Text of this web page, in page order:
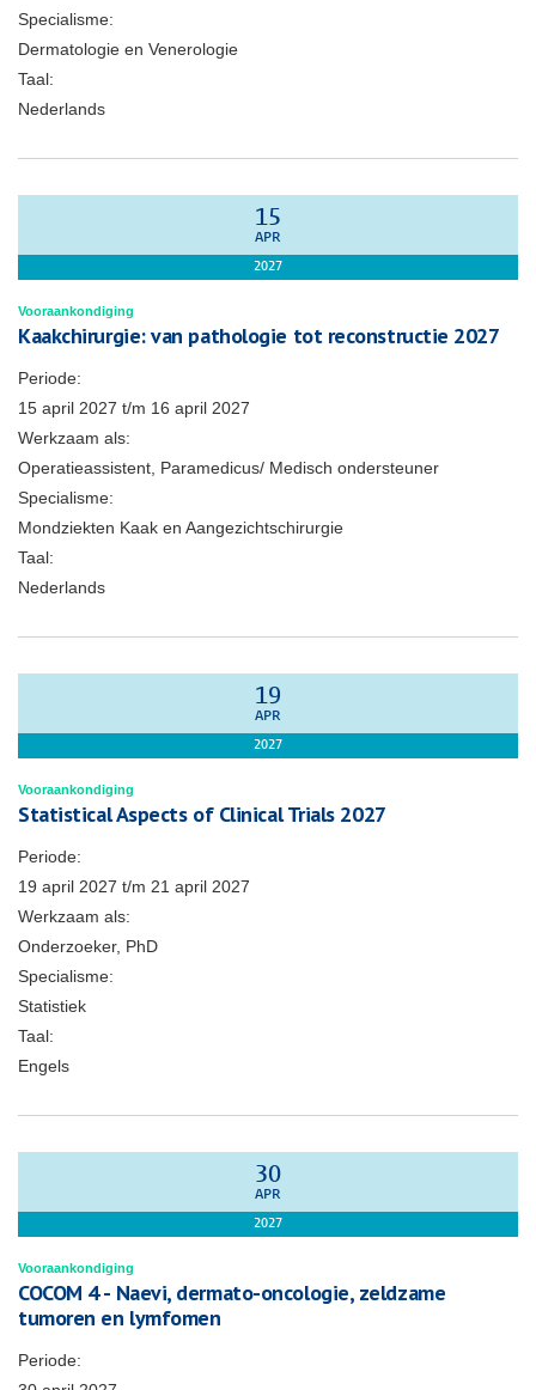
Specialisme:
Dermatologie en Venerologie
Taal:
Nederlands
15
APR
2027
Vooraankondiging
Kaakchirurgie: van pathologie tot reconstructie 2027
Periode:
15 april 2027 t/m 16 april 2027
Werkzaam als:
Operatieassistent, Paramedicus/ Medisch ondersteuner
Specialisme:
Mondziekten Kaak en Aangezichtschirurgie
Taal:
Nederlands
19
APR
2027
Vooraankondiging
Statistical Aspects of Clinical Trials 2027
Periode:
19 april 2027 t/m 21 april 2027
Werkzaam als:
Onderzoeker, PhD
Specialisme:
Statistiek
Taal:
Engels
30
APR
2027
Vooraankondiging
COCOM 4 - Naevi, dermato-oncologie, zeldzame
tumoren en lymfomen
Periode: